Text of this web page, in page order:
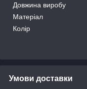
Довжина виробу
Матеріал
Колір
Умови доставки